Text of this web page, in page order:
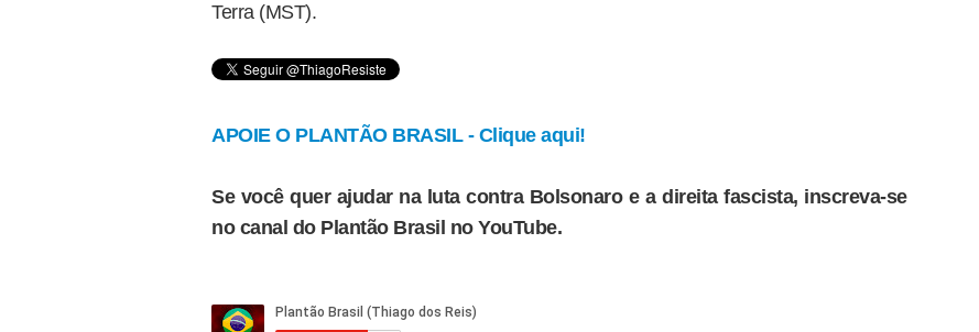
Terra (MST).
APOIE O PLANTÃO BRASIL - Clique aqui!
Se você quer ajudar na luta contra Bolsonaro e a direita fascista, inscreva-se
no canal do Plantão Brasil no YouTube.